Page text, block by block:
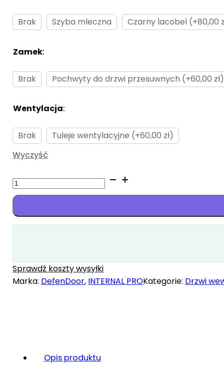
Brak Szyba mleczna Czarny lacobel (+80,00
Zamek:
Brak Pochwyty do drzwi przesuwnych (+60,00 zł)
Wentylacja:
Brak
Tuleje wentylacyjne (+60,00 zł)
Wyczyść
ilość
Disano
Sprawdź koszty wysyłki
Marka: DefenDoor, INTERNAL PROKategorie: Drzwi
Opis produktu